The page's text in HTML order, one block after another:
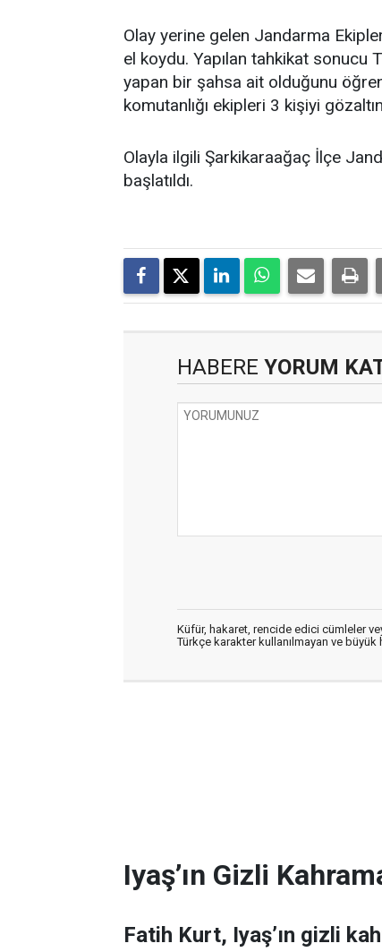
Olay yerine gelen Jandarma
el koydu. Yapılan tahkikat sonucu
yapan bir şahsa ait olduğunu
komutanlığı ekipleri 3 kişiyi
Olayla ilgili Şarkikaraağaç İlçe
başlatıldı.
HABERE YORUM
Küfür, hakaret, rencide edici cümleler
Türkçe karakter kullanılmayan ve büyük
Iyaş’ın Gizli
Fatih Kurt, Iyaş’ın gizli